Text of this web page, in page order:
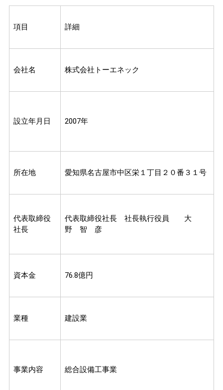
項目 詳細
会社名 株式会社トーエネック
設立年月日 2007年
所在地 愛知県名古屋市中区栄１丁目２０番３１号
代表取締役
社長
代表取締役社長 社長執行役員 大
野 智 彦
資本金 76.8億円
業種 建設業
事業内容 総合設備工事業